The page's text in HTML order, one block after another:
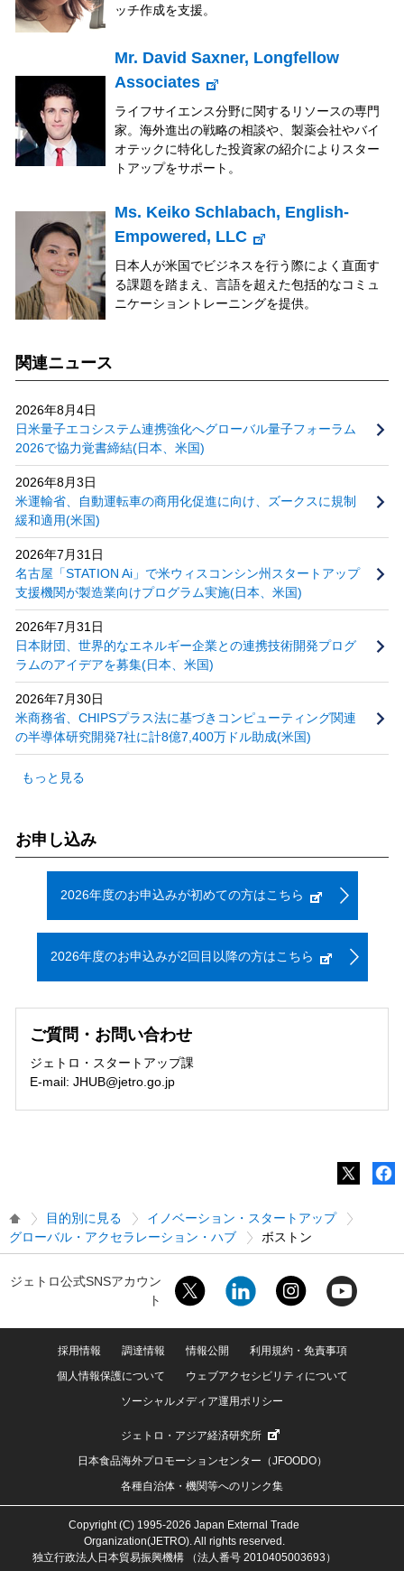
ッチ作成を支援。
Mr. David Saxner, Longfellow
Associates
ライフサイエンス分野に関するリソースの専門
家。海外進出の戦略の相談や、製薬会社やバイ
オテックに特化した投資家の紹介によりスター
トアップをサポート。
Ms. Keiko Schlabach, English-
Empowered, LLC
日本人が米国でビジネスを行う際によく直面す
る課題を踏まえ、言語を超えた包括的なコミュ
ニケーショントレーニングを提供。
関連ニュース
2026年8月4日
日米量子エコシステム連携強化へグローバル量子フォーラム
2026で協力覚書締結(日本、米国)
2026年8月3日
米運輸省、自動運転車の商用化促進に向け、ズークスに規制
緩和適用(米国)
2026年7月31日
名古屋「STATION Ai」で米ウィスコンシン州スタートアップ
支援機関が製造業向けプログラム実施(日本、米国)
2026年7月31日
日本財団、世界的なエネルギー企業との連携技術開発プログ
ラムのアイデアを募集(日本、米国)
2026年7月30日
米商務省、CHIPSプラス法に基づきコンピューティング関連
の半導体研究開発7社に計8億7,400万ドル助成(米国)
もっと見る
お申し込み
2026年度のお申込みが初めての方はこちら
2026年度のお申込みが2回目以降の方はこちら
ご質問・お問い合わせ
ジェトロ・スタートアップ課
E-mail: JHUB@jetro.go.jp
目的別に見る
イノベーション・スタートアップ
グローバル・アクセラレーション・ハブ
ボストン
ジェトロ公式SNSアカウン
ト
採用情報 調達情報 情報公開
利用規約・免責事項
個人情報保護について
ウェブアクセシビリティについて
ソーシャルメディア運用ポリシー
ジェトロ・アジア経済研究所
日本食品海外プロモーションセンター（JFOODO）
各種自治体・機関等へのリンク集
Copyright (C) 1995-2026 Japan External Trade
Organization(JETRO). All rights reserved.
独立行政法人日本貿易振興機構 （法人番号 2010405003693）